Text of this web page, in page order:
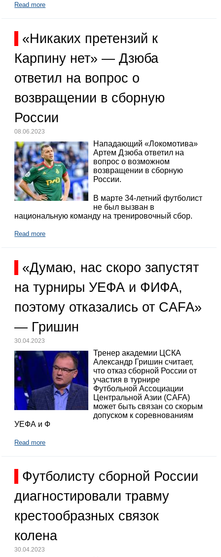
Read more
«Никаких претензий к
Карпину нет» — Дзюба
ответил на вопрос о
возвращении в сборную
России
08.06.2023
Нападающий «Локомотива»
Артем Дзюба ответил на
вопрос о возможном
возвращении в сборную
России.
В марте 34-летний футболист
не был вызван в
национальную команду на тренировочный сбор.
Read more
«Думаю, нас скоро запустят
на турниры УЕФА и ФИФА,
поэтому отказались от CAFA»
— Гришин
30.04.2023
Тренер академии ЦСКА
Александр Гришин считает,
что отказ сборной России от
участия в турнире
Футбольной Ассоциации
Центральной Азии (CAFA)
может быть связан со скорым
допуском к соревнованиям
УЕФА и Ф
Read more
Футболисту сборной России
диагностировали травму
крестообразных связок
колена
30.04.2023